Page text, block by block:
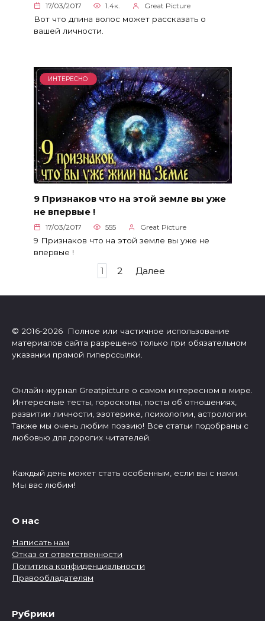
17/03/2017 1.4к. Great Picture
Вот что длина волос может рассказать о
вашей личности.
ИНТЕРЕСНО
9 Признаков что на этой земле вы уже
не впервые !
17/03/2017 555 Great Picture
9 Признаков что на этой земле вы уже не
впервые !
1 2 Далее
© 2016-2026 Полное или частичное использование
материалов сайта разрешено только при обязательном
указании прямой гиперссылки.
Онлайн-журнал Greatpicture о самом интересном в мире.
Интересные тесты, гороскопы, посты об отношениях,
развитии личности, эзотерике, психологии, астрологии.
Также мы очень любим поэзию! Все статьи подобраны с
любовью для дорогих читателей.
Каждый день может стать особенным, если вы с нами.
Мы вас любим!
О нас
Написать нам
Отказ от ответственности
Политика конфиденциальности
Правообладателям
Рубрики